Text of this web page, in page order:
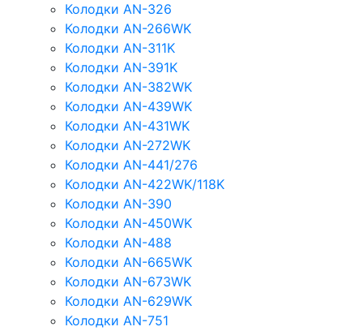
Колодки AN-326
Колодки AN-266WK
Колодки AN-311K
Колодки AN-391K
Колодки AN-382WK
Колодки AN-439WK
Колодки AN-431WK
Колодки AN-272WK
Колодки AN-441/276
Колодки AN-422WK/118K
Колодки AN-390
Колодки AN-450WK
Колодки AN-488
Колодки AN-665WK
Колодки AN-673WK
Колодки AN-629WK
Колодки AN-751